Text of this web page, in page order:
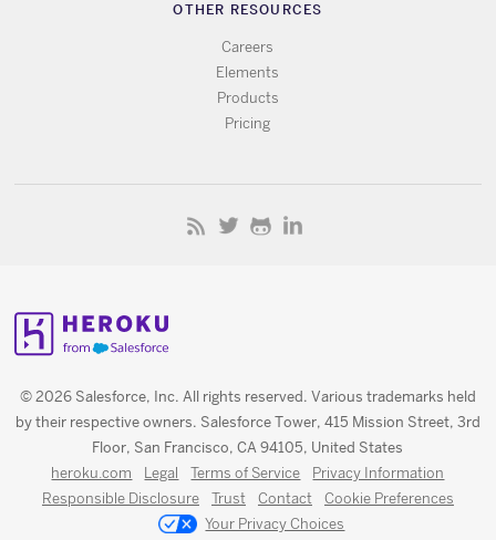
OTHER RESOURCES
Careers
Elements
Products
Pricing
© 2026 Salesforce, Inc. All rights reserved. Various trademarks held
by their respective owners. Salesforce Tower, 415 Mission Street, 3rd
Floor, San Francisco, CA 94105, United States
heroku.com Legal Terms of Service
Privacy Information
Responsible Disclosure
Trust Contact
Cookie Preferences
Your Privacy Choices